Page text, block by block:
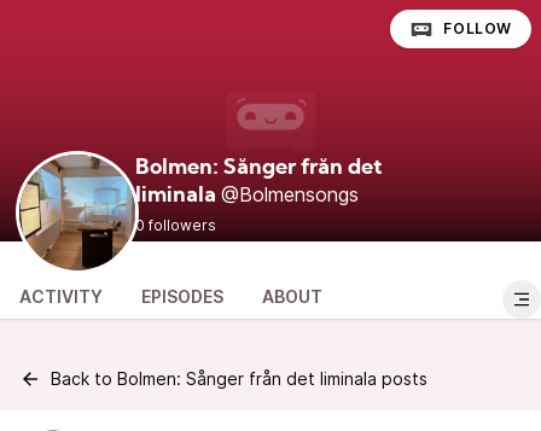
Bolmen: Sånger från det
liminala @Bolmensongs
0 followers
FOLLOW
ACTIVITY EPISODES ABOUT
Back to Bolmen: Sånger från det liminala posts